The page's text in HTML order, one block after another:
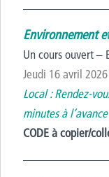
Environnement
Un cours ouvert –
Jeudi 16 avril 2026
Local : Rendez-
minutes à l’avance
CODE à copier/